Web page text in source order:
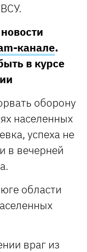
канале.
в курсе
оборону
населенных
успеха не
в вечерней
области
враг из